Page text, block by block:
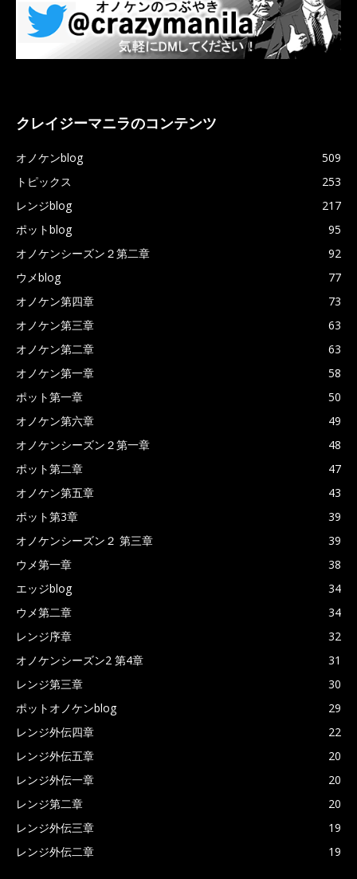
クレイジーマニラのコンテンツ
オノケンblog
509
トピックス
253
レンジblog
217
ポットblog
95
オノケンシーズン２第二章
92
ウメblog
77
オノケン第四章
73
オノケン第三章
63
オノケン第二章
63
オノケン第一章
58
ポット第一章
50
オノケン第六章
49
オノケンシーズン２第一章
48
ポット第二章
47
オノケン第五章
43
ポット第3章
39
オノケンシーズン２ 第三章
39
ウメ第一章
38
エッジblog
34
ウメ第二章
34
レンジ序章
32
オノケンシーズン2 第4章
31
レンジ第三章
30
ポットオノケンblog
29
レンジ外伝四章
22
レンジ外伝五章
20
レンジ外伝一章
20
レンジ第二章
20
レンジ外伝三章
19
レンジ外伝二章
19